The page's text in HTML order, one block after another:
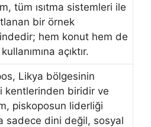
tüm ısıtma sistemleri ile
bir örnek
hem konut hem de
açıktır.
Likya bölgesinin
kentlerinden biridir ve
piskoposun liderliği
sadece dini değil, sosyal